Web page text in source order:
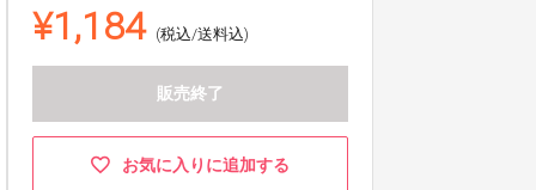
¥1,184 (税込/送料込)
販売終了
お気に入りに追加する